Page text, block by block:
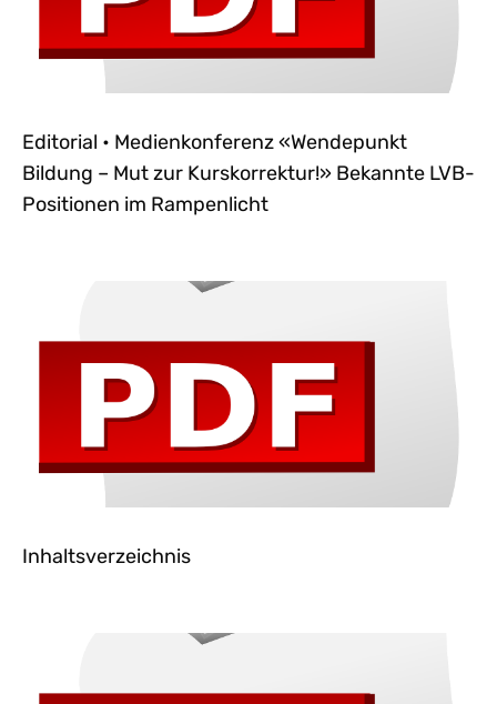
Editorial • Medienkonferenz «Wendepunkt
Bildung – Mut zur Kurskorrektur!» Bekannte LVB-
Positionen im Rampenlicht
Inhaltsverzeichnis